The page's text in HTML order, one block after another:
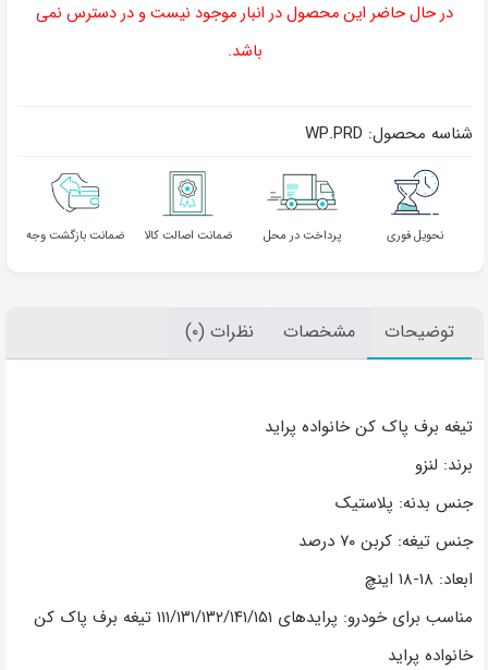
در حال حاضر این محصول در انبار موجود نیست و در دسترس نمی
باشد.
شناسه محصول: WP.PRD
نحویل فوری پرداخت در محل ضمانت اصالت کالا ضمانت بازگشت وجه
توضیحات مشخصات نظرات (۰)
تیغه برف پاک کن خانواده پراید
برند: لنزو
جنس بدنه: پلاستیک
جنس تیغه: کربن ۷۰ درصد
ابعاد: ۱۸-۱۸ اینچ
مناسب برای خودرو: پرایدهای ۱۱۱/۱۳۱/۱۳۲/۱۴۱/۱۵۱ تیغه برف پاک کن
خانواده پراید